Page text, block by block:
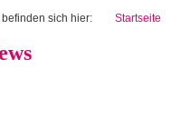
sich hier: Startseite